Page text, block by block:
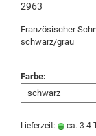
2963
Französischer
schwarz/grau
Farbe:
Lieferzeit: ca. 3-4